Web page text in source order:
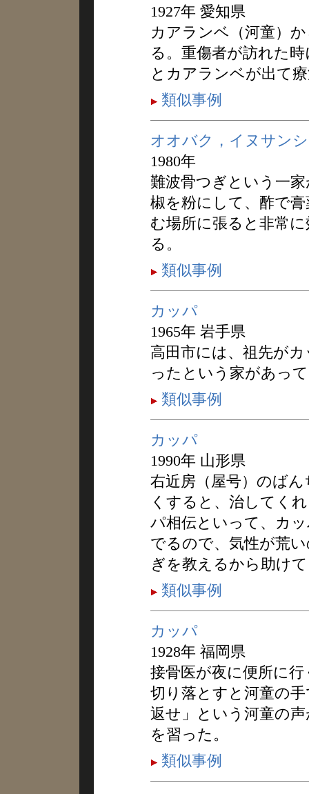
1927年 愛知県
カアランベ（河童）
る。重傷者が訪れた
とカアランベが出て
類似事例
オオバク，イヌサン
1980年
難波骨つぎという一
椒を粉にして、酢で
む場所に張ると非常
る。
類似事例
カッパ
1965年 岩手県
高田市には、祖先が
ったという家があっ
類似事例
カッパ
1990年 山形県
右近房（屋号）のば
くすると、治してく
パ相伝といって、カ
でるので、気性が荒
ぎを教えるから助け
類似事例
カッパ
1928年 福岡県
接骨医が夜に便所に
切り落とすと河童の
返せ」という河童の
を習った。
類似事例